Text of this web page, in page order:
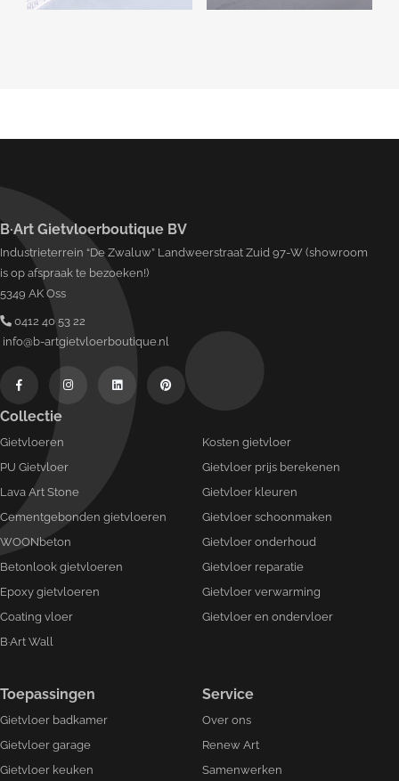
B·Art Gietvloerboutique BV
Industrieterrein “De Zwaluw” Landweerstraat Zuid 97-W (showroom
is op afspraak te bezoeken!)
5349 AK Oss
0412 40 53 22
info@b-artgietvloerboutique.nl
Collectie
Gietvloeren
PU Gietvloer
Lava Art Stone
Cementgebonden gietvloeren
WOONbeton
Betonlook gietvloeren
Epoxy gietvloeren
Coating vloer
B·Art Wall
Kosten gietvloer
Gietvloer prijs berekenen
Gietvloer kleuren
Gietvloer schoonmaken
Gietvloer onderhoud
Gietvloer reparatie
Gietvloer verwarming
Gietvloer en ondervloer
Toepassingen
Gietvloer badkamer
Gietvloer garage
Gietvloer keuken
Service
Over ons
Renew Art
Samenwerken